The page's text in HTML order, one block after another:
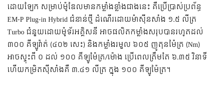
ដោយឡែក សម្រាប់ម៉ូឌែលមានកម្លាំងខ្លាំងជាងនេះ គឺប្រើប្រាស់ប្រព័ន្ធ
EM-P Plug-in Hybrid ជំនាន់ថ្មី ដំណើរដោយម៉ាស៊ីនសាំង ១.៥ លីត្រ
Turbo ជំនួយដោយម៉ូទ័រអគ្គិសនី អាចផលិតកម្លាំងសរុបបានរហូតដល់
៣០០ គីឡូវ៉ាត់ (៤០២ សេះ) និងកម្លាំងរមួល ៦០៥ ញូតុនម៉ែត្រ (Nm)
អាចស្ទុះពី ០ ដល់ ១០០ គីឡូម៉ែត្រ/ម៉ោង ប្រើពេលត្រឹមតែ ៦.៣៥ វិនាទី
ហើយកម្រិតស៊ីសាំងគឺ ៣.៤១ លីត្រ ក្នុង ១០០ គីឡូម៉ែត្រ។